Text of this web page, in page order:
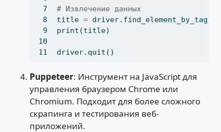
# Извлечение данных
title =
print (title)
driver.quit()
Puppeteer: Инструмент на JavaScript для
управления браузером Chrome или
Chromium. Подходит для более сложного
скрапинга и тестирования веб-
приложений.